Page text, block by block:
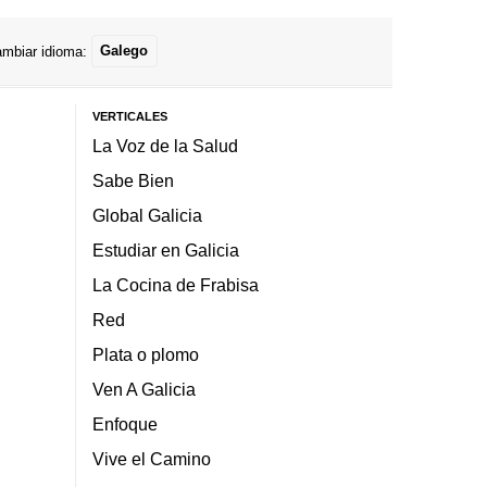
idioma: Galego
VERTICALES
La Voz de la Salud
Sabe Bien
Global Galicia
Estudiar en Galicia
La Cocina de Frabisa
Red
Plata o plomo
Ven A Galicia
Enfoque
Vive el Camino